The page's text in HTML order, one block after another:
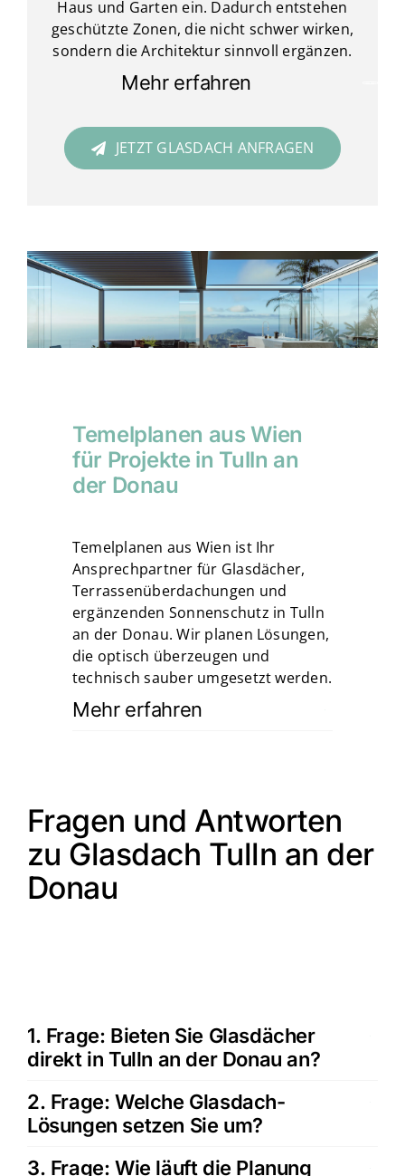
Haus und Garten ein. Dadurch entstehen
geschützte Zonen, die nicht schwer wirken,
sondern die Architektur sinnvoll ergänzen.
Mehr erfahren
JETZT GLASDACH ANFRAGEN
Temelplanen aus Wien
für Projekte in Tulln an
der Donau
Temelplanen aus Wien ist Ihr
Ansprechpartner für Glasdächer,
Terrassenüberdachungen und
ergänzenden Sonnenschutz in Tulln
an der Donau. Wir planen Lösungen,
die optisch überzeugen und
technisch sauber umgesetzt werden.
Mehr erfahren
Fragen und Antworten
zu Glasdach Tulln an der
Donau
1. Frage: Bieten Sie Glasdächer
direkt in Tulln an der Donau an?
2. Frage: Welche Glasdach-
Lösungen setzen Sie um?
3. Frage: Wie läuft die Planung